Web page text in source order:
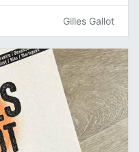
Gilles Gallot